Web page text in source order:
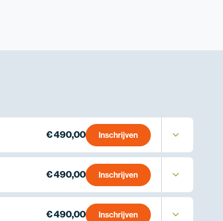
€ 490,00 Inschrijven
€ 490,00 Inschrijven
€ 490,00 Inschrijven